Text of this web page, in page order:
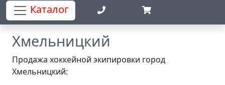
Каталог
Хмельницкий
Продажа хоккейной экипировки город
Хмельницкий: